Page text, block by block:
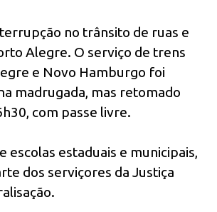
no trânsito de ruas e
Alegre. O serviço de trens
e Novo Hamburgo foi
madrugada, mas retomado
com passe livre.
escolas estaduais e municipais,
dos serviçores da Justiça